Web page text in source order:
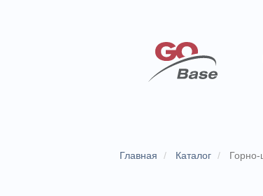
Главная Каталог